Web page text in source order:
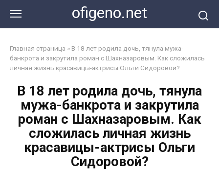
контенту
ofigeno.net
Главная страница » В 18 лет родила дочь, тянула мужа-
банкрота и закрутила роман с Шахназаровым. Как сложилась
личная жизнь красавицы-актрисы Ольги Сидоровой?
В 18 лет родила дочь, тянула
мужа-банкрота и закрутила
роман с Шахназаровым. Как
сложилась личная жизнь
красавицы-актрисы Ольги
Сидоровой?